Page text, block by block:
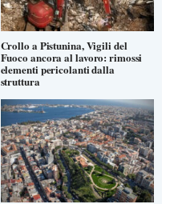
Crollo a Pistunina, Vigili del
Fuoco ancora al lavoro: rimossi
elementi pericolanti dalla
struttura